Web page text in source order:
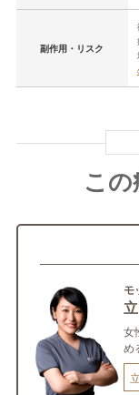
副作用・リスク
こ
モ
女
め